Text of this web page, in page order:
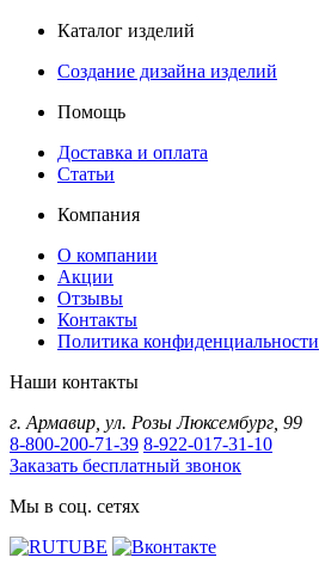
Каталог изделий
Создание дизайна изделий
Помощь
Доставка и оплата
Статьи
Компания
О компании
Акции
Отзывы
Контакты
Политика конфиденциальности
Наши контакты
г. Армавир ул. Розы Люксембург, 99
8-800-200-71-39 8-922-017-31-10
Заказать бесплатный звонок
Мы в соц. сетях